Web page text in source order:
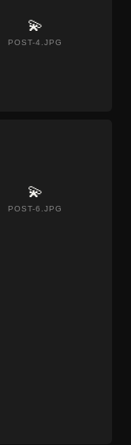
💫
POST-4.JPG
💫
POST-6.JPG